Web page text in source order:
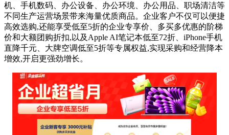
机、手机数码、办公设备、办公环境、办公用品、职场清洁等
不同生产运营场景带来海量优质商品。企业客户不仅可以便捷
高效选购,还能享受低至5折的企业专享价、多买多优惠的阶梯
价和大额团购折扣,以及Apple AI笔记本低至72折、iPhone手机
直降千元、大牌空调低至5折等专属权益,实现采购和经营降本
增效,开启更强劲增长。